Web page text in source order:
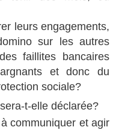
leurs engagements,
sur les autres
faillites bancaires
et donc du
sociale?
t-elle déclarée?
communiquer et agir